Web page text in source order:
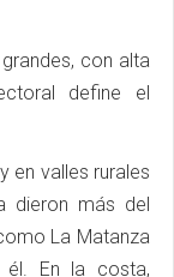
con alta
define el
en valles rurales
dieron más del
La Matanza
él. En la costa,